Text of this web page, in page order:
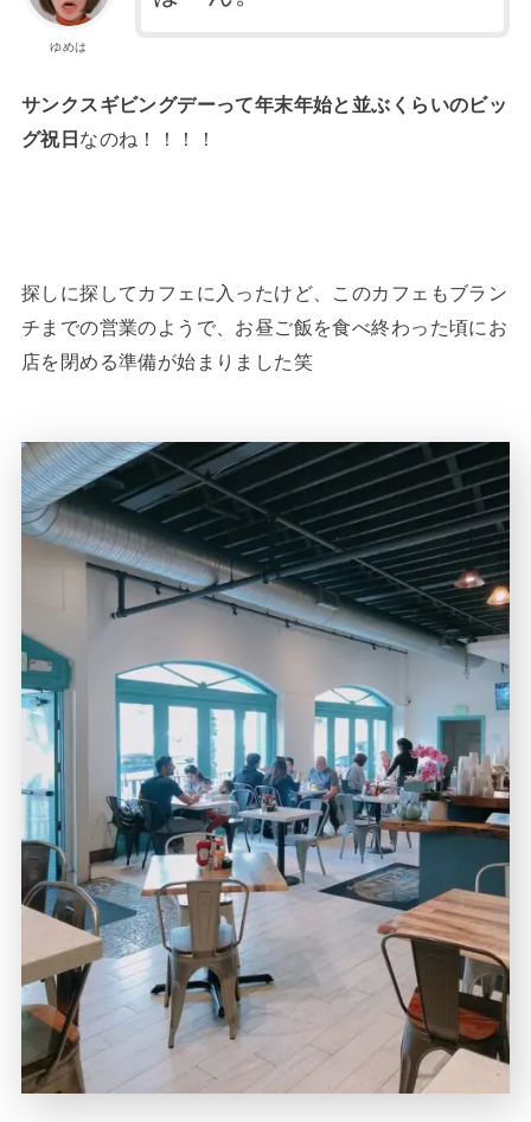
ゆめは
サンクスギビングデーって年末年始と並ぶくらいのビッ
グ祝日なのね！！！！
探しに探してカフェに入ったけど、このカフェもブラン
チまでの営業のようで、お昼ご飯を食べ終わった頃にお
店を閉める準備が始まりました笑